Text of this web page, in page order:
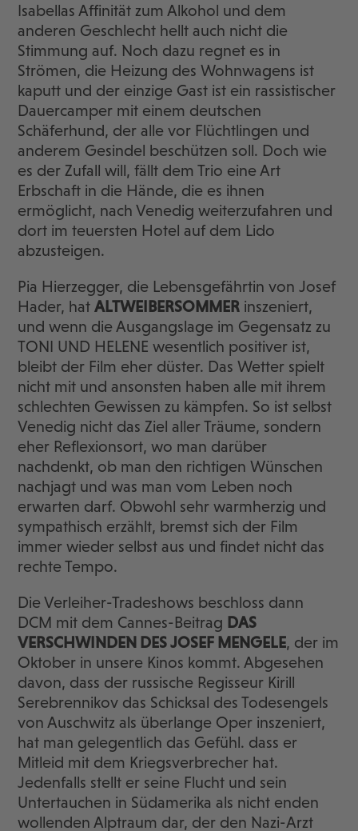
Isabellas Affinität zum Alkohol und dem
anderen Geschlecht hellt auch nicht die
Stimmung auf. Noch dazu regnet es in
Strömen, die Heizung des Wohnwagens ist
kaputt und der einzige Gast ist ein rassistischer
Dauercamper mit einem deutschen
Schäferhund, der alle vor Flüchtlingen und
anderem Gesindel beschützen soll. Doch wie
es der Zufall will, fällt dem Trio eine Art
Erbschaft in die Hände, die es ihnen
ermöglicht, nach Venedig weiterzufahren und
dort im teuersten Hotel auf dem Lido
abzusteigen.
Pia Hierzegger, die Lebensgefährtin von Josef
Hader, hatALTWEIBERSOMMER inszeniert,
und wenn die Ausgangslage im Gegensatz zu
TONI UND HELENE wesentlich positiver ist,
bleibt der Film eher düster. Das Wetter spielt
nicht mit und ansonsten haben alle mit ihrem
schlechten Gewissen zu kämpfen. So ist selbst
Venedig nicht das Ziel aller Träume, sondern
eher Reflexionsort, wo man darüber
nachdenkt, ob man den richtigen Wünschen
nachjagt und was man vom Leben noch
erwarten darf. Obwohl sehr warmherzig und
sympathisch erzählt, bremst sich der Film
immer wieder selbst aus und findet nicht das
rechte Tempo.
Die Verleiher-Tradeshows beschloss dann
DCM mit dem Cannes-Beitrag DAS
VERSCHWINDEN DES JOSEF MENGELE, der im
Oktober in unsere Kinos kommt. Abgesehen
davon, dass der russische Regisseur Kirill
Serebrennikov das Schicksal des Todesengels
von Auschwitz als überlange Oper inszeniert,
hat man gelegentlich das Gefühl. dass er
Mitleid mit dem Kriegsverbrecher hat.
Jedenfalls stellt er seine Flucht und sein
Untertauchen in Südamerika als nicht enden
wollenden Alptraum dar, der den Nazi-Arzt